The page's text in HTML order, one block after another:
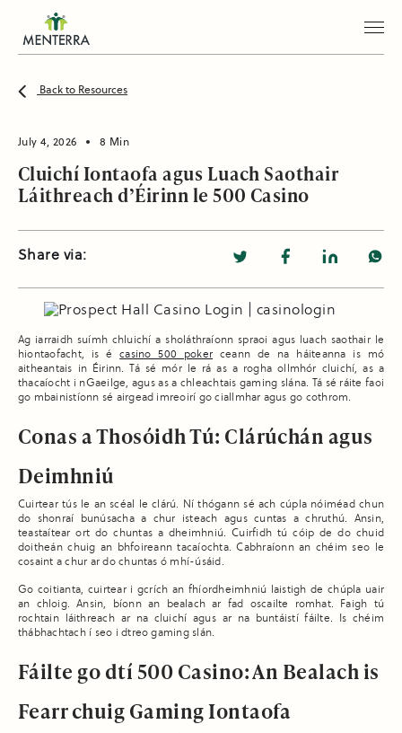
Back to Resources
July 4, 2026 8 Min
Cluichí Iontaofa agus Luach Saothair
Láithreach d’Éirinn le 500 Casino
Share via:
Ag iarraidh suímh chluichí a sholáthraíonn spraoi agus luach saothair le
hiontaofacht, is écasino 500 poker ceann de na háiteanna is mó
aitheantais in Éirinn. Tá sé mór le rá as a rogha ollmhór cluichí, as a
thacaíocht i nGaeilge, agus as a chleachtais gaming slána. Tá sé ráite faoi
go mbainistíonn sé airgead imreoirí go ciallmhar agus go cothrom.
Conas a Thosóidh Tú: Clárúchán agus
Deimhniú
Cuirtear tús le an scéal le clárú. Ní thógann sé ach cúpla nóiméad chun
do shonraí bunúsacha a chur isteach agus cuntas a chruthú. Ansin,
teastaítear ort do chuntas a dheimhniú. Cuirfidh tú cóip de do chuid
doitheán chuig an bhfoireann tacaíochta. Cabhraíonn an chéim seo le
cosaint a chur ar do chuntas ó mhí-úsáid.
Go coitianta, cuirtear i gcrích an fhíordheimhniú laistigh de chúpla uair
an chloig. Ansin, bíonn an bealach ar fad oscailte romhat. Faigh tú
rochtain láithreach ar na cluichí agus ar na buntáistí fáilte. Is chéim
thábhachtach í seo i dtreo gaming slán.
Fáilte go dtí 500 Casino: An Bealach is
Fearr chuig Gaming Iontaofa